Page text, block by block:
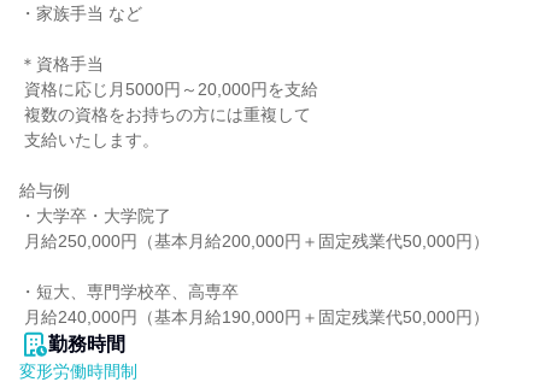
・家族手当 など
＊資格手当
給与例
・大学卒・大学院了
・短大、専門学校卒、高専卒
月給240,000円（基本月給190,000円＋固定残業代50,000円）
勤務時間
変形労働時間制